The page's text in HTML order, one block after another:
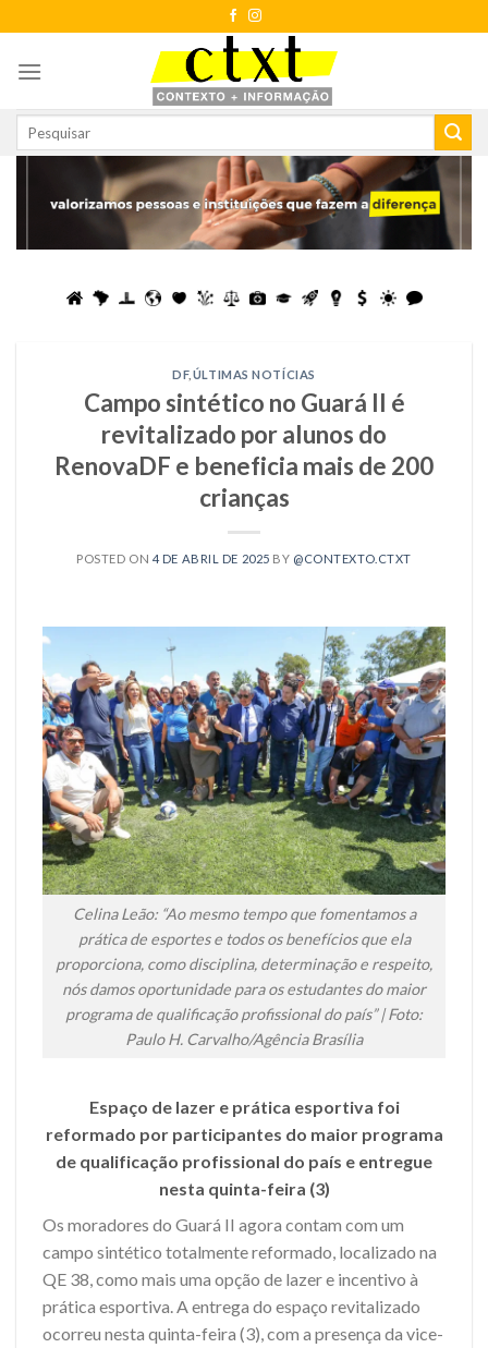
to
content
DF, ÚLTIMAS NOTÍCIAS
Campo sintético no Guará II é
revitalizado por alunos do
RenovaDF e beneficia mais de 200
crianças
POSTED ON 4 DE ABRIL DE 2025 BY @CONTEXTO.CTXT
Celina Leão: “Ao mesmo tempo que fomentamos a
prática de esportes e todos os benefícios que ela
proporciona, como disciplina, determinação e respeito,
nós damos oportunidade para os estudantes do maior
programa de qualificação profissional do país” | Foto:
Paulo H. Carvalho/Agência Brasília
Espaço de lazer e prática esportiva foi
reformado por participantes do maior programa
de qualificação profissional do país e entregue
nesta quinta-feira (3)
Os moradores do Guará II agora contam com um
campo sintético totalmente reformado, localizado na
QE 38, como mais uma opção de lazer e incentivo à
prática esportiva. A entrega do espaço revitalizado
ocorreu nesta quinta-feira (3), com a presença da vice-